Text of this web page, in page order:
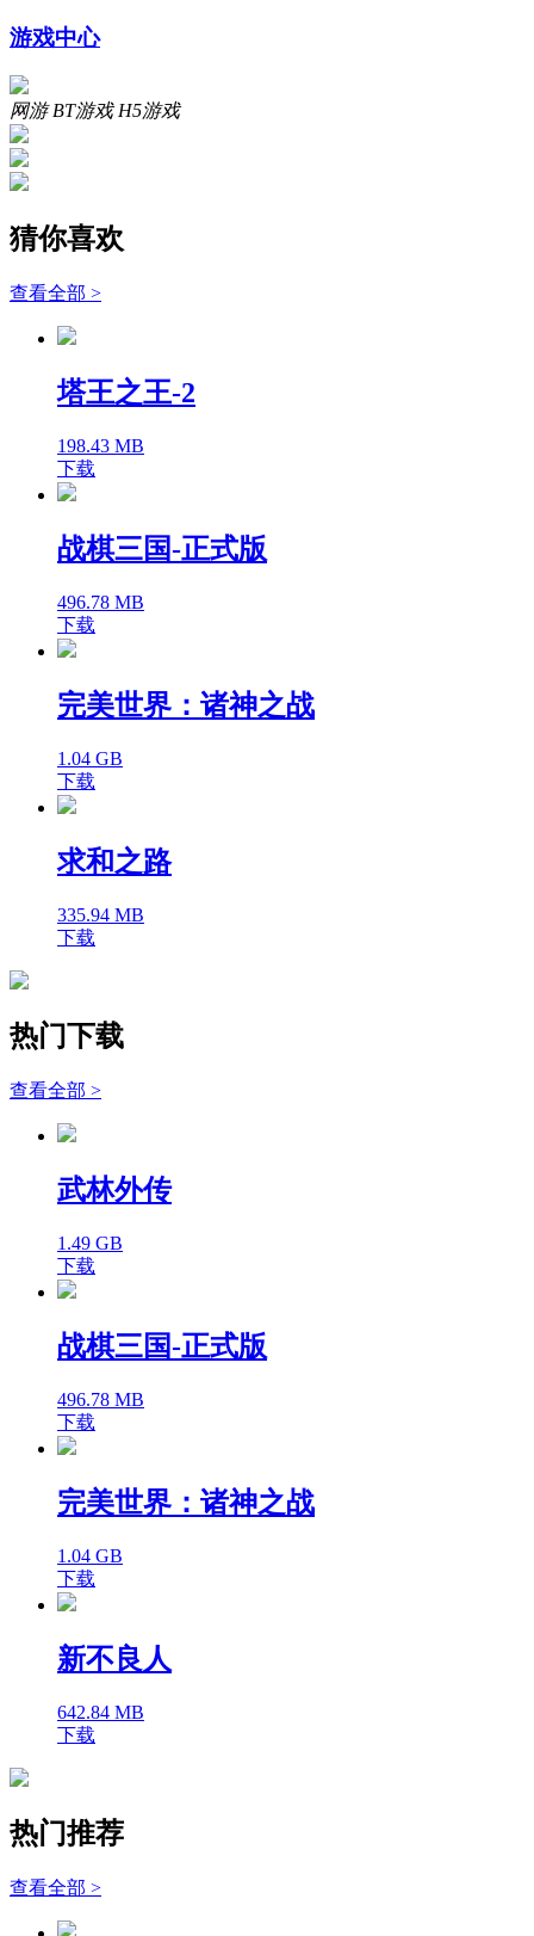
游戏中心
网游 BT游戏 H5游戏
猜你喜欢
查看全部 >
塔王之王-2
198.43 MB
下载
战棋三国-正式版
496.78 MB
下载
完美世界：诸神之战
1.04 GB
下载
求和之路
335.94 MB
下载
热门下载
查看全部 >
武林外传
1.49 GB
下载
战棋三国-正式版
496.78 MB
下载
完美世界：诸神之战
1.04 GB
下载
新不良人
642.84 MB
下载
热门推荐
查看全部 >